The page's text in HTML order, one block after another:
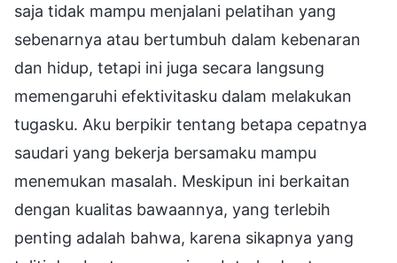
saja tidak mampu menjalani pelatihan yang
sebenarnya atau bertumbuh dalam kebenaran
dan hidup, tetapi ini juga secara langsung
memengaruhi efektivitasku dalam melakukan
tugasku. Aku berpikir tentang betapa cepatnya
saudari yang bekerja bersamaku mampu
menemukan masalah. Meskipun ini berkaitan
dengan kualitas bawaannya, yang terlebih
penting adalah bahwa, karena sikapnya yang